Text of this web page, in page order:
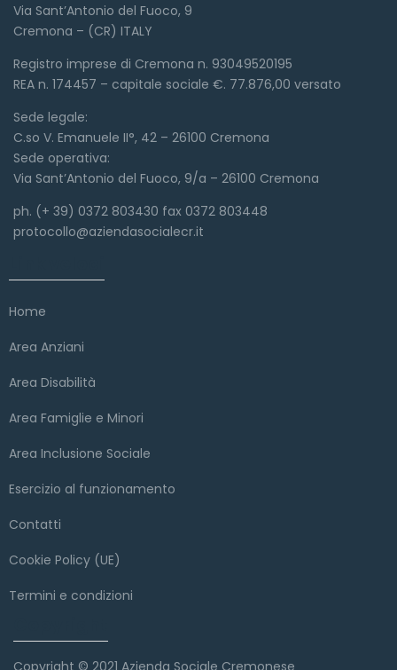
Via Sant’Antonio del Fuoco, 9
Cremona – (CR) ITALY
Registro imprese di Cremona n. 93049520195
REA n. 174457 – capitale sociale €. 77.876,00 versato
Sede legale:
C.so V. Emanuele II°, 42 – 26100 Cremona
Sede operativa:
Via Sant’Antonio del Fuoco, 9/a – 26100 Cremona
ph. (+ 39) 0372 803430 fax 0372 803448
protocollo@aziendasocialecr.it
Home
Area Anziani
Area Disabilità
Area Famiglie e Minori
Area Inclusione Sociale
Esercizio al funzionamento
Contatti
Cookie Policy (UE)
Termini e condizioni
Copyright © 2021 Azienda Sociale Cremonese